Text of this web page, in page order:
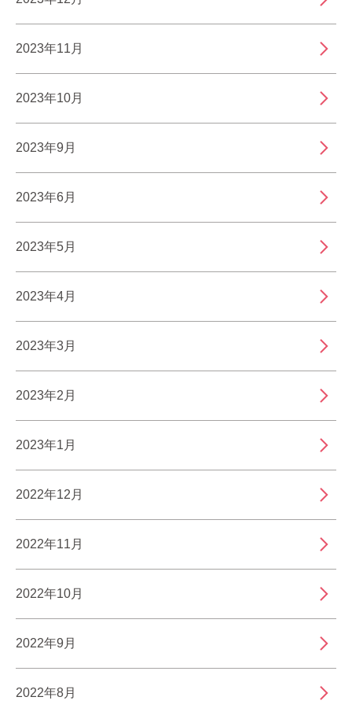
2023年11月
2023年10月
2023年9月
2023年6月
2023年5月
2023年4月
2023年3月
2023年2月
2023年1月
2022年12月
2022年11月
2022年10月
2022年9月
2022年8月